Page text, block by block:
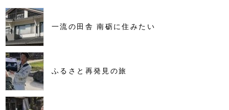
一流の田舎 南砺に住みたい
ふるさと再発見の旅